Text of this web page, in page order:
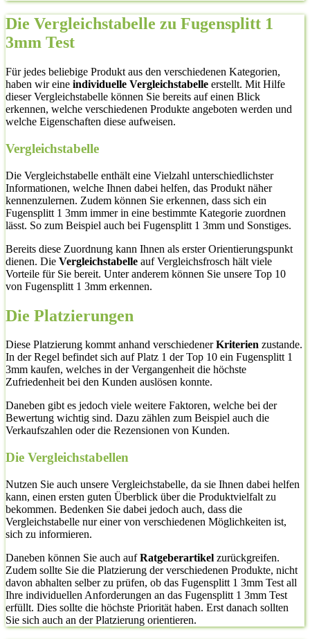
Die Vergleichstabelle zu Fugensplitt 1
3mm Test
Für jedes beliebige Produkt aus den verschiedenen Kategorien,
haben wir eine individuelle Vergleichstabelle erstellt. Mit Hilfe
dieser Vergleichstabelle können Sie bereits auf einen Blick
erkennen, welche verschiedenen Produkte angeboten werden und
welche Eigenschaften diese aufweisen.
Vergleichstabelle
Die Vergleichstabelle enthält eine Vielzahl unterschiedlichster
Informationen, welche Ihnen dabei helfen, das Produkt näher
kennenzulernen. Zudem können Sie erkennen, dass sich ein
Fugensplitt 1 3mm immer in eine bestimmte Kategorie zuordnen
lässt. So zum Beispiel auch bei Fugensplitt 1 3mm und Sonstiges.
Bereits diese Zuordnung kann Ihnen als erster Orientierungspunkt
dienen. Die Vergleichstabelle auf Vergleichsfrosch hält viele
Vorteile für Sie bereit. Unter anderem können Sie unsere Top 10
von Fugensplitt 1 3mm erkennen.
Die Platzierungen
Diese Platzierung kommt anhand verschiedenerKriterien zustande.
In der Regel befindet sich auf Platz 1 der Top 10 ein Fugensplitt 1
3mm kaufen, welches in der Vergangenheit die höchste
Zufriedenheit bei den Kunden auslösen konnte.
Daneben gibt es jedoch viele weitere Faktoren, welche bei der
Bewertung wichtig sind. Dazu zählen zum Beispiel auch die
Verkaufszahlen oder die Rezensionen von Kunden.
Die Vergleichstabellen
Nutzen Sie auch unsere Vergleichstabelle, da sie Ihnen dabei helfen
kann, einen ersten guten Überblick über die Produktvielfalt zu
bekommen. Bedenken Sie dabei jedoch auch, dass die
Vergleichstabelle nur einer von verschiedenen Möglichkeiten ist,
sich zu informieren.
Daneben können Sie auch aufRatgeberartikel zurückgreifen.
Zudem sollte Sie die Platzierung der verschiedenen Produkte, nicht
davon abhalten selber zu prüfen, ob das Fugensplitt 1 3mm Test all
Ihre individuellen Anforderungen an das Fugensplitt 1 3mm Test
erfüllt. Dies sollte die höchste Priorität haben. Erst danach sollten
Sie sich auch an der Platzierung orientieren.